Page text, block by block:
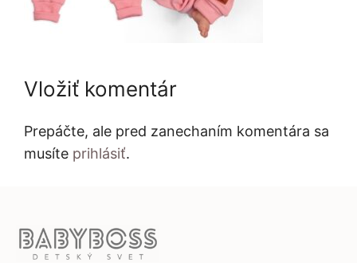
Vložiť komentár
Prepáčte, ale pred zanechaním komentára sa
musíte prihlásiť.